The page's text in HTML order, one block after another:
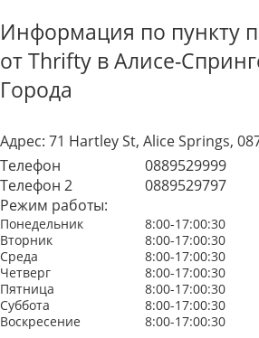
Информация по пункту
от Thrifty в Алисе-
Города
Адрес: 71 Hartley St, Alice Springs,
Телефон
0889529999
Телефон 2
0889529797
Режим работы:
Понедельник
8:00-17:00:30
Вторник
8:00-17:00:30
Среда
8:00-17:00:30
Четверг
8:00-17:00:30
Пятница
8:00-17:00:30
Суббота
8:00-17:00:30
Воскресение
8:00-17:00:30